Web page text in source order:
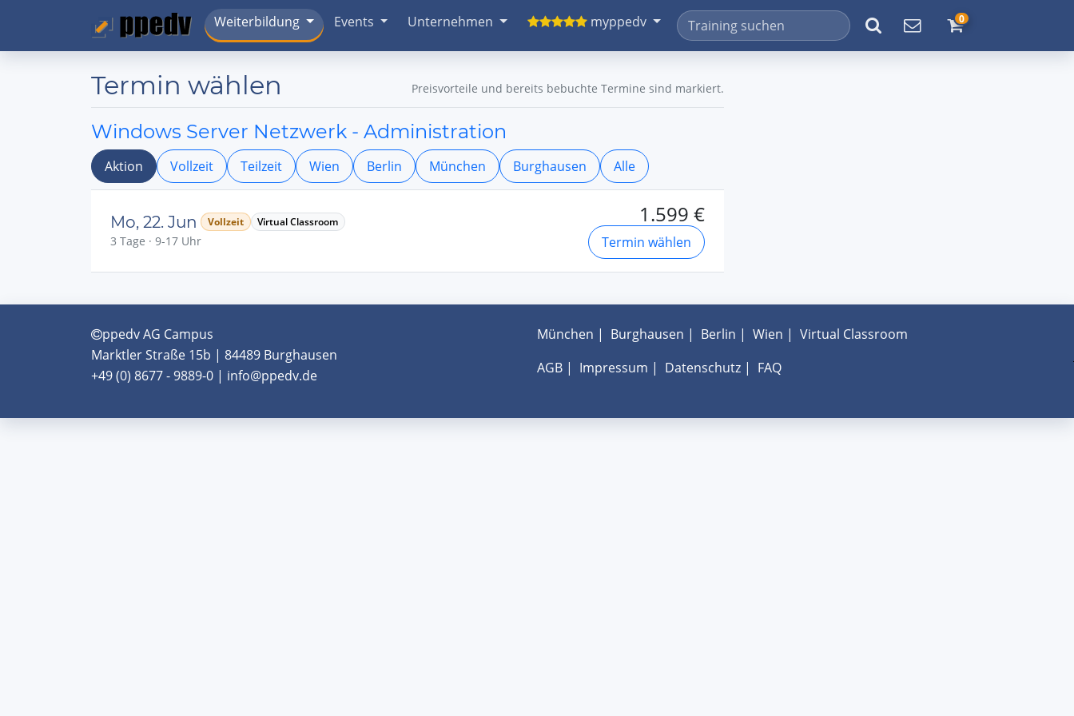
Weiterbildung Events Unternehmen myppedv 0
Termin wählen Preisvorteile und bereits bebuchte Termine sind markiert.
Windows Server Netzwerk - Administration
Aktion Vollzeit Teilzeit Wien Berlin München Burghausen Alle
Mo, 22. Jun Vollzeit Virtual Classroom
3 Tage · 9-17 Uhr
1.599 €
Termin wählen
ppedv AG Campus
Marktler Straße 15b | 84489 Burghausen
+49 (0) 8677 - 9889-0 | info@ppedv.de
München | Burghausen | Berlin | Wien | Virtual Classroom
AGB| Impressum | Datenschutz| FAQ